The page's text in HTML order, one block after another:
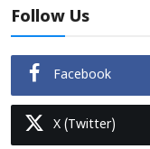
Follow Us
Facebook
X (Twitter)